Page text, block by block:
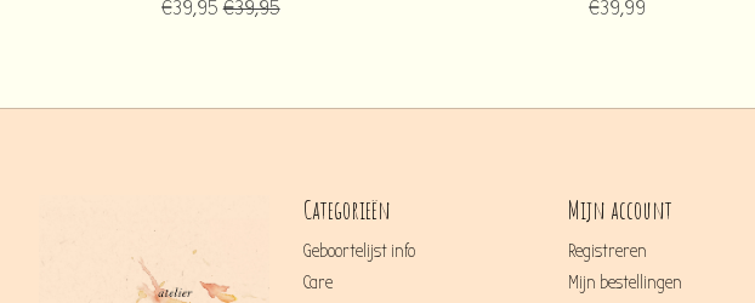
€39,95 €39,95 €39,99
Categorieën
Geboortelijst info
Care
Mijn account
Registreren
Mijn bestellingen